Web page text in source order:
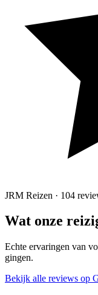
JRM Reizen · 104
Wat onze
Echte ervaringen van
gingen.
Bekijk alle reviews op